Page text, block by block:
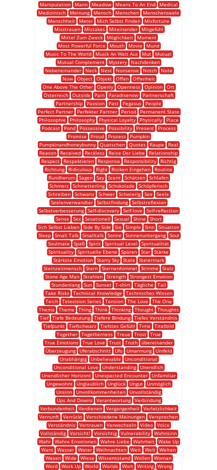
Manipulation
Mann Meadow Means To An End
Medical
Medizinisch
Meinung Mensch Menschen
Menschenseele
Menschheit
Meter Mich Selbst Finden
Misfortune
Misstrauen
Mistakes Miteinander
Mitgefühl
Mittel Zum Zweck
Möglichkeit
Moment
Most Powerful Force
Mouth Movie
Mund
Music To The World
Musik An Welt Aus Mut
Mutual
Mutual Complement
Mystery
Nachdenken
Nebeneinander
Neck Nest Nonsense Notch
Note
Now
Object Objekt Offen
Offenheit
One Above The Other Openly Openness Opinion Ort
Österreich
Outside Pain Paradisenow
Partnerschaft
Partnership
Passion Past Pegasus
People
Perfect Partner
Perfekter Partner Period
Permanent State
Philosophie
Philosophy Physical Loyalty Physically
Place
Podcast
Pond Possessive Possibility Present
Process
Promise
Proud Prozess
Pumpkin
Pumpkinandhoneybunny
Quatschen Quotes Raupe
Real
Reason
Received Reckless Reise Der Liebe
Relationship
Respect
Respektieren Response Responsibility
Richtig
Richtung
Ridiculous Right Risiken Eingehen
Routine
Rundherum Sagen Say Scent Schätzen Schlafen
Schmerz Schmetterling Schokolade
Schöpferisch
Schreiben Schwanz Schwer Schwierig See
Seele
Seelenverwandter Selbstfindung Selbstreflexion
Selbstverbesserung Self-discovery Self-love
Self-reflection
Sense
Sex Sexationell Sexual Shine
Short
Sich Selbst Lieben Side By Side Sie Simple Sinn Situation
Sleep
Small Talk Smalltalk Sonne Sonnenuntergang
Soul
Soulmate
Spaß Spirit Spiritual Level
Spiritualität
Spirituality Spirituelle Ebene Spüren Star Stärke
Stärkste Emotion
Starry Sky State
Steiermark
Steinzeitmensch Stern Sternenhimmel Stimme
Stolz
Stone Age Man
Strahlen Strength
Strongest Emotion
Stundenlang
Sun Sunset T-shirt Tägliche
Tail
Take Risks
Technical Knowledge
Technisches Wissen
Teich
Television Series Tension The Love
The One
Thema
Theme Thing Think Thinking Thought
Thoughts
Tief Tiefe Bedeutung Tiefere Bindung Tiefes Verständnis
Tiefpunkt Tiefschwarz Tiefstes Gefühl Time
Titelbild
Together
Togetherness Treue Trost
True
True Emotions
True Love Trust Truth
übereinander
Überzeugung
Uferabschnitt Ufo Umarmung
Umfeld
Unabhängig
Unbelievable
Unconditional
Unconditional Love
Understanding
Unendlich
Unendlicher Horizont
Unexpected Encounter
Unfamiliar
Ungewohnt
Unglaublich Unglück Ungut
Unmöglich
Unsinn
Unvollkommenheiten
Unvollständig
Ups And Downs
Verantwortung
Verbindung
Verbundenheit Verdienen Vergangenheit Verletzlichkeit
Vernunft Verrückt Verschiedene Meinungen Versprechen
Verständnis
Vertrauen Verwechseln Video
Voice
Vollständig Vorsicht! Vorsichtig Vulnerability Wahnsinn
Wahr
Wahre Emotionen Wahre Liebe Wahrheit
Wake Up
Want Wasser Water Weihnachten Weit Welt Welten
Wesen Wide Wiese Wissensstand Wollen Woman
Word
Work Up World Worlds Wort Writing
Wrong